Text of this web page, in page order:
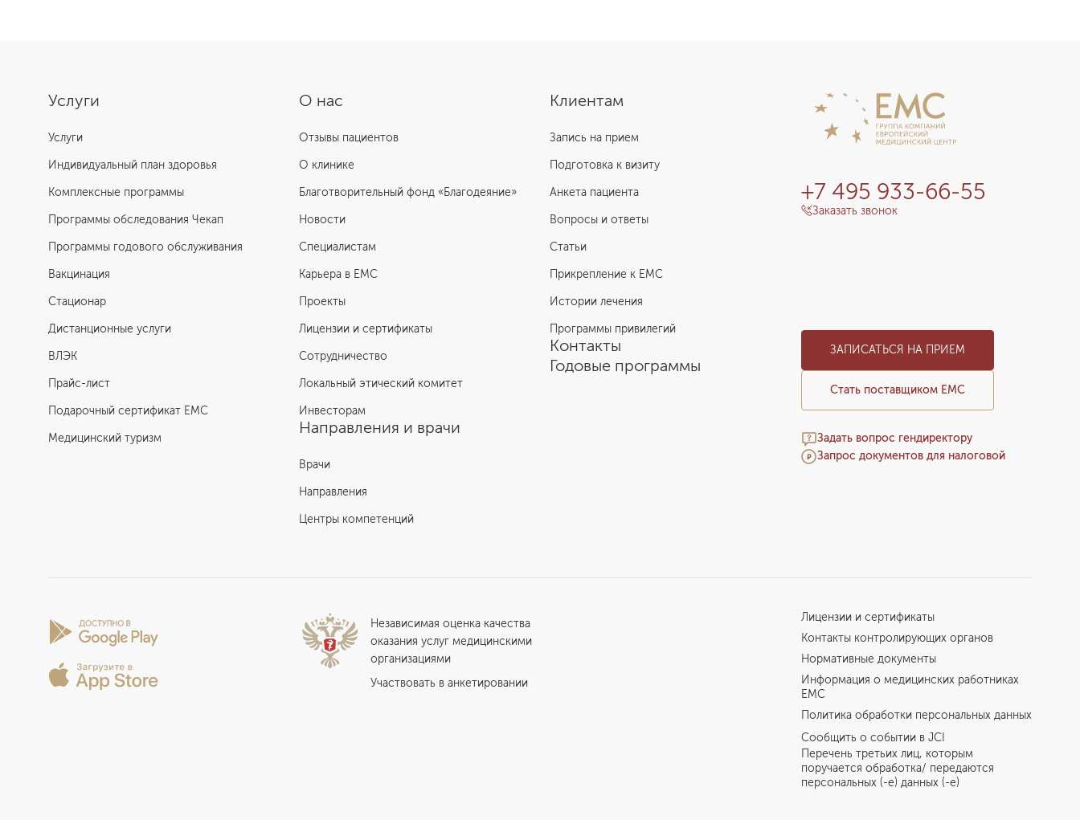
О нас
Отзывы пациентов
О клинике
Благотворительный фонд «Благодеяние»
Новости
Специалистам
Карьера в ЕМС
Проекты
Лицензии и сертификаты
Сотрудничество
Локальный этический комитет
Инвесторам
Направления и врачи
Врачи
Направления
Центры компетенций
Услуги
Услуги
Индивидуальный план здоровья
Комплексные программы
Программы обследования Чекап
Программы годового обслуживания
Вакцинация
Стационар
Дистанционные услуги
ВЛЭК
Прайс-лист
Подарочный сертификат EMC
Медицинский туризм
Клиентам
Запись на прием
Подготовка к визиту
Анкета пациента
Вопросы и ответы
Статьи
Прикрепление к EMC
Истории лечения
Программы привилегий
Контакты
Годовые программы
+7 495 933-66-55
Заказать звонок
ЗАПИСАТЬСЯ НА ПРИЕМ
Стать поставщиком ЕМС
Задать вопрос гендиректору
Запрос документов для налоговой
Независимая оценка качества
оказания услуг медицинскими
организациями
Участвовать в анкетировании
Лицензии и сертификаты
Контакты контролирующих органов
Нормативные документы
Информация о медицинских работниках
EMC
Политика обработки персональных данных
Сообщить о событии в JCI
Перечень третьих лиц, которым
поручается обработка/ передаются
персональных (-е) данных (-е)